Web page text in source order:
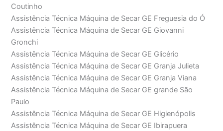
Coutinho
Assistência Técnica Máquina de Secar GE Freguesia do Ó
Assistência Técnica Máquina de Secar GE Giovanni
Gronchi
Assistência Técnica Máquina de Secar GE Glicério
Assistência Técnica Máquina de Secar GE Granja Julieta
Assistência Técnica Máquina de Secar GE Granja Viana
Assistência Técnica Máquina de Secar GE grande São
Paulo
Assistência Técnica Máquina de Secar GE Higienópolis
Assistência Técnica Máquina de Secar GE Ibirapuera